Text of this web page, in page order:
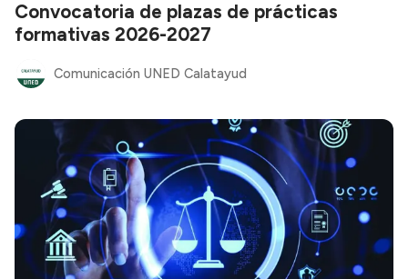
Convocatoria de plazas de prácticas
formativas 2026-2027
Comunicación UNED Calatayud